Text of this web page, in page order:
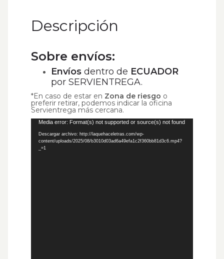
Descripción
Sobre envíos:
Envíos dentro de ECUADOR
por SERVIENTREGA.
*En caso de estar en Zona de riesgo o
preferir retirar, podemos indicar la oficina
Servientrega más cercana.
Reproductor
vídeo
Media error: Format(s) not supported or source(s) not found
Descargar archivo: http://laquehaceletras.com/wp-
content/uploads/2025/08/b3010d03ad6a49efa1c2f360bb81d3c6.mp4?
_=1